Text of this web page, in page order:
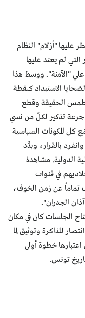
عليها "أزلام" النظام
لم يعتد عليها
"الآمنة". ووسط هذا
الاستبداد كنقطة
طمس الحقيقة وقطع
جرعة تذكير لكلّ من نسي
المكونات السياسية
بالقرار، وبدَّد
الدولية. مشاهدة
في قنوات
تماماً عن زمن الخوف،
الجدران".
الجلسات كان في مكان
للذاكرة وتوثيق لما
اعتبارها خطوة أولى
تونس.